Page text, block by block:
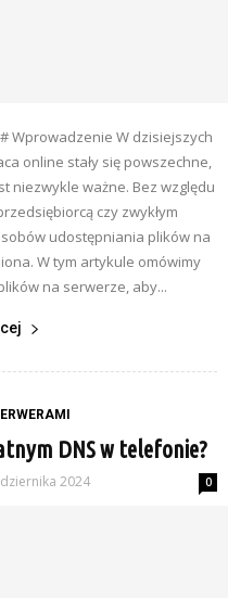
Wprowadzenie W dzisiejszych
online stały się powszechne,
niezwykle ważne. Bez względu
czy zwykłym
udostępniania plików na
W tym artykule omówimy
na serwerze, aby...
DNS w telefonie?
2024 0